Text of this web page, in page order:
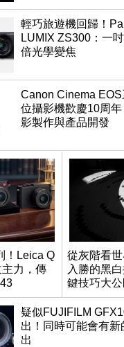
輕巧旅遊機回歸！
LUMIX ZS300：一
倍光學變焦
Canon Cinema
位攝影機歡慶10周
影製作與產品開發
！Leica Q
力，傳
從灰階看
入勝的黑
鍵技巧大公
疑似FUJIFILM
出！同時可能會有新
出